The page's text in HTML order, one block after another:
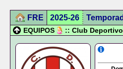
FRE 2025-26
EQUIPOS :: Club